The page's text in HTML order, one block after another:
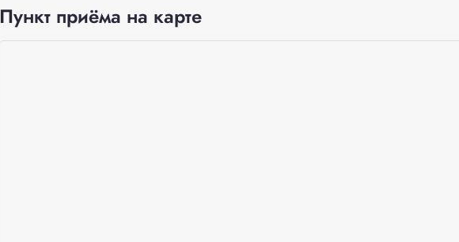
Пункт приёма на карте